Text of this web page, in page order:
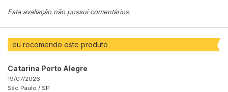
Esta avaliação não possui comentários.
eu recomendo este produto
Catarina Porto Alegre
19/07/2026
São Paulo / SP